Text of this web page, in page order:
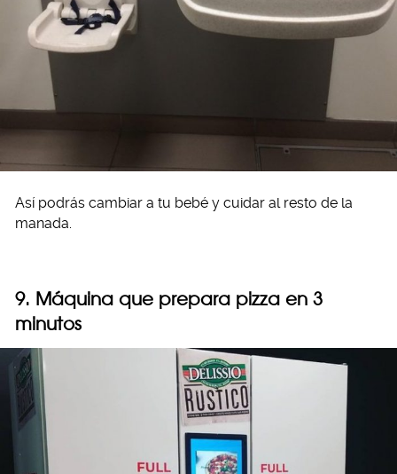
Así podrás cambiar a tu bebé y cuidar al resto de la
manada.
9. Máquina que prepara pizza en 3
minutos